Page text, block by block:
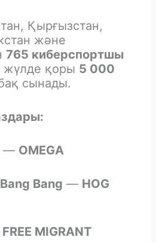
Қырғызстан,
және
765 киберспортшы
қоры 5 000
сынады.
— OMEGA
Bang — HOG
FREE MIGRANT